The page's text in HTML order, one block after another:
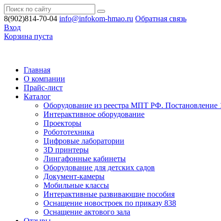
8(902)814-70-04 info@infokom-hmao.ru Обратная связь
Вход
Корзина пуста
Главная
О компании
Прайс-лист
Каталог
Оборудование из реестра МПТ РФ. Постановление
Интерактивное оборудование
Проекторы
Робототехника
Цифровые лаборатории
3D принтеры
Лингафонные кабинеты
Оборудование для детских садов
Документ-камеры
Мобильные классы
Интерактивные развивающие пособия
Оснащение новостроек по приказу 838
Оснащение актового зала